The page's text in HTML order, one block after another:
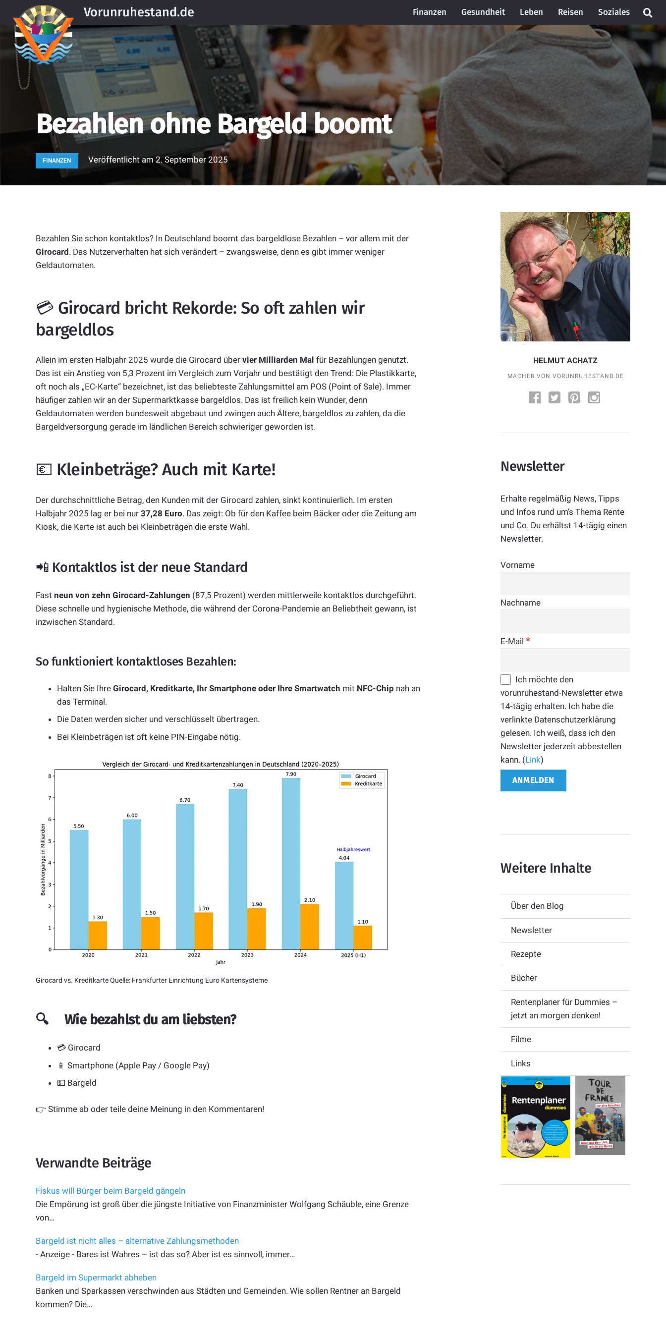
Vorunruhestand.de Finanzen Gesundheit Leben Reisen Soziales
Bezahlen ohne Bargeld boomt
FINANZEN Veröffentlicht am 2. September 2025
Bezahlen Sie schon kontaktlos? In Deutschland boomt das bargeldlose Bezahlen – vor allem mit der
Girocard. Das Nutzerverhalten hat sich verändert – zwangsweise, denn es gibt immer weniger
Geldautomaten.
💳 Girocard bricht Rekorde: So oft zahlen wir
bargeldlos
Allein im ersten Halbjahr 2025 wurde die Girocard über vier Milliarden Mal für Bezahlungen genutzt.
Das ist ein Anstieg von 5,3 Prozent im Vergleich zum Vorjahr und bestätigt den Trend: Die Plastikkarte,
oft noch als „EC-Karte“ bezeichnet, ist das beliebteste Zahlungsmittel am POS (Point of Sale). Immer
häufiger zahlen wir an der Supermarktkasse bargeldlos. Das ist freilich kein Wunder, denn
Geldautomaten werden bundesweit abgebaut und zwingen auch Ältere, bargeldlos zu zahlen, da die
Bargeldversorgung gerade im ländlichen Bereich schwieriger geworden ist.
💶 Kleinbeträge? Auch mit Karte!
Der durchschnittliche Betrag, den Kunden mit der Girocard zahlen, sinkt kontinuierlich. Im ersten
Halbjahr 2025 lag er bei nur 37,28 Euro. Das zeigt: Ob für den Kaffee beim Bäcker oder die Zeitung am
Kiosk, die Karte ist auch bei Kleinbeträgen die erste Wahl.
📲 Kontaktlos ist der neue Standard
Fast neun von zehn Girocard-Zahlungen (87,5 Prozent) werden mittlerweile kontaktlos durchgeführt.
Diese schnelle und hygienische Methode, die während der Corona-Pandemie an Beliebtheit gewann, ist
inzwischen Standard.
So funktioniert kontaktloses Bezahlen:
Halten Sie Ihre Girocard, Kreditkarte, Ihr Smartphone oder Ihre Smartwatch mit NFC-Chip nah an
das Terminal.
Die Daten werden sicher und verschlüsselt übertragen.
Bei Kleinbeträgen ist oft keine PIN-Eingabe nötig.
Girocard vs. Kreditkarte Quelle: Frankfurter Einrichtung Euro Kartensysteme
🔍 Wie bezahlst du am liebsten?
💳 Girocard
📱 Smartphone (Apple Pay / Google Pay)
💵 Bargeld
👉 Stimme ab oder teile deine Meinung in den Kommentaren!
Verwandte Beiträge
Fiskus will Bürger beim Bargeld gängeln
Die Empörung ist groß über die jüngste Initiative von Finanzminister Wolfgang Schäuble, eine Grenze
von…
Bargeld ist nicht alles – alternative Zahlungsmethoden
- Anzeige - Bares ist Wahres – ist das so? Aber ist es sinnvoll, immer…
Bargeld im Supermarkt abheben
Banken und Sparkassen verschwinden aus Städten und Gemeinden. Wie sollen Rentner an Bargeld
kommen? Die…
HELMUT ACHATZ
MACHER VON VORUNRUHESTAND.DE
Newsletter
Erhalte regelmäßig News, Tipps
und Infos rund um’s Thema Rente
und Co. Du erhältst 14-tägig einen
Newsletter.
Vorname
Nachname
E-Mail*
Ich möchte den
vorunruhestand-Newsletter etwa
14-tägig erhalten. Ich habe die
verlinkte Datenschutzerklärung
gelesen. Ich weiß, dass ich den
Newsletter jederzeit abbestellen
kann. (Link)
Weitere Inhalte
Über den Blog
Newsletter
Rezepte
Bücher
Rentenplaner für Dummies –
jetzt an morgen denken!
Filme
Links